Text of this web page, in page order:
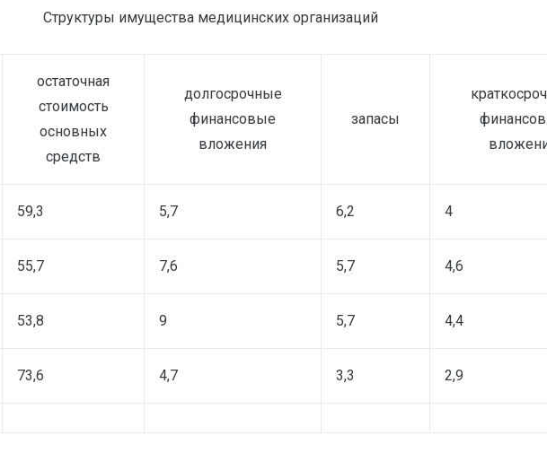
Структуры имущества медицинских организаций
остаточная
стоимость
основных
средств
долгосрочные
финансовые
вложения
запасы
59,3 5,7 6,2 4
55,7 7,6 5,7 4,6
53,8 9 5,7 4,4
73,6 4,7 3,3 2,9